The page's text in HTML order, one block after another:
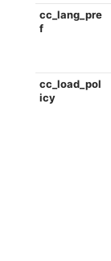
cc_lang_pre
f
cc_load_pol
icy